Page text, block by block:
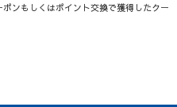
ンもしくはポイント交換で獲得したクー